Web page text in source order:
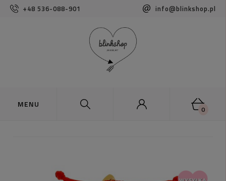
+48 536-088-901 info@blinkshop.pl
0